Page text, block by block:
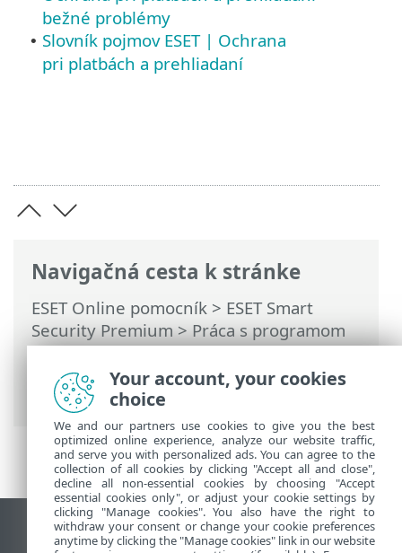
Navigačná cesta k stránke
ESET Online pomocník > ESET Smart
Security Premium>Práca s programom
ESET Smart Security Premium>
Nastavenia>Bezpečnostné nástroje>
Ochrana pri platbách a prehliadaní
bežné problémy
• Slovník pojmov ESET | Ochrana
pri platbách a prehliadaní
Zobraziť stránku ako na počítači
Your account, your cookies
choice
We and our partners use cookies to give you the best
optimized online experience, analyze our website traffic,
and serve you with personalized ads. You can agree to the
collection of all cookies by clicking "Accept all and close",
decline all non-essential cookies by choosing "Accept
essential cookies only", or adjust your cookie settings by
clicking "Manage cookies". You also have the right to
withdraw your consent or change your cookie preferences
anytime by clicking the "Manage cookies" link in our website